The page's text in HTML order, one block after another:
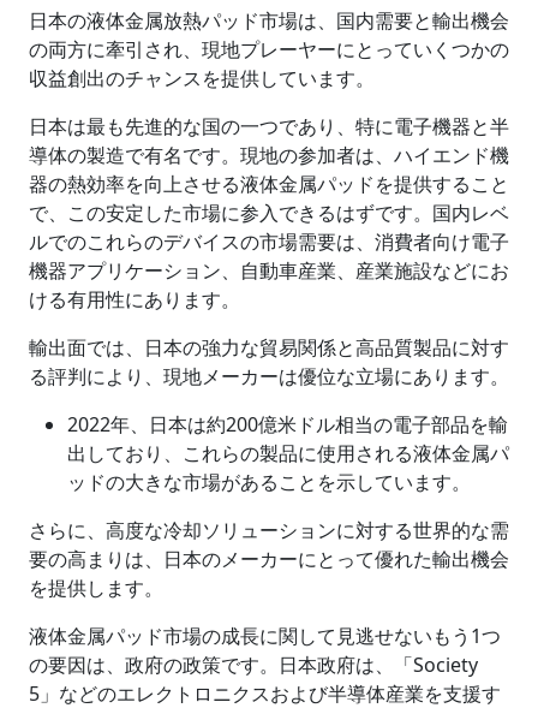
日本の液体金属放熱パッド市場は、国内需要と輸出機会
の両方に牽引され、現地プレーヤーにとっていくつかの
収益創出のチャンスを提供しています。
日本は最も先進的な国の一つであり、特に電子機器と半
導体の製造で有名です。現地の参加者は、ハイエンド機
器の熱効率を向上させる液体金属パッドを提供すること
で、この安定した市場に参入できるはずです。国内レベ
ルでのこれらのデバイスの市場需要は、消費者向け電子
機器アプリケーション、自動車産業、産業施設などにお
ける有用性にあります。
輸出面では、日本の強力な貿易関係と高品質製品に対す
る評判により、現地メーカーは優位な立場にあります。
2022年、日本は約200億米ドル相当の電子部品を輸
出しており、これらの製品に使用される液体金属パ
ッドの大きな市場があることを示しています。
さらに、高度な冷却ソリューションに対する世界的な需
要の高まりは、日本のメーカーにとって優れた輸出機会
を提供します。
液体金属パッド市場の成長に関して見逃せないもう1つ
の要因は、政府の政策です。日本政府は、「Society
5」などのエレクトロニクスおよび半導体産業を支援す